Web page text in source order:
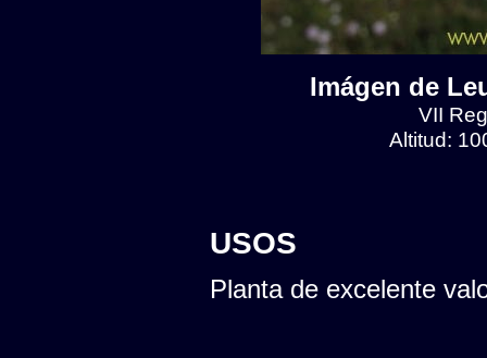
Imágen de
VII
Altitud:
USOS
Planta de excelente